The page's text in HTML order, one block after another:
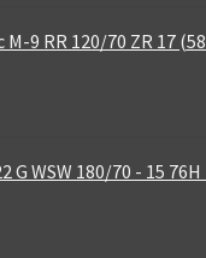
9 RR 120/70 ZR 17
G WSW 180/70 - 15